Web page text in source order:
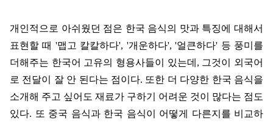
개인적으로 아쉬웠던 점은 한국 음식의 맛과 특징에 대해서
표현할 때 '맵고 칼칼하다', '개운하다', '얼큰하다' 등 풍미를
더해주는 한국어 고유의 형용사들이 있는데 , 그것이 외국어
로 전달이 잘 안 된다는 점이다. 또한 더 다양한 한국 음식을
소개해 주고 싶어도 재료가 구하기 어려운 것이 많다는 점도
있다. 또 중국 음식과 한국 음식이 어떻게 다른지를 비교하